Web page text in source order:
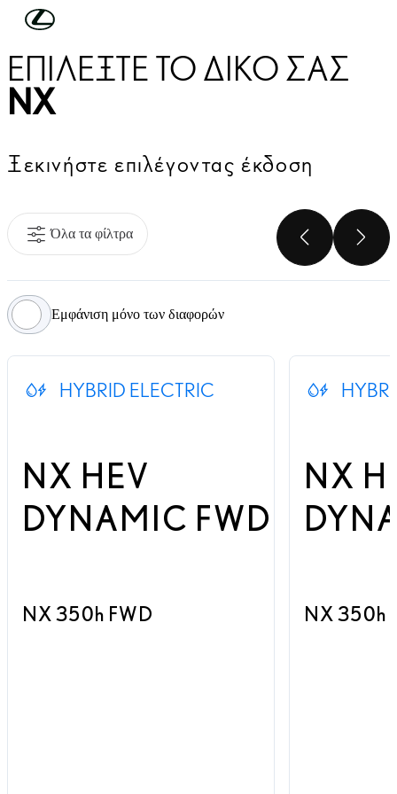
Συνέχεια στο κύριο περιεχόμενο
ΕΠΙΛΈΞΤΕ ΤΟ ΔΙΚΌ ΣΑΣ
NX
Ξεκινήστε επιλέγοντας έκδοση
Όλα τα φίλτρα
Εμφάνιση μόνο των διαφορών
HYBRID ELECTRIC
NX HEV
DYNAMIC FWD
NX 350h FWD
NX
NX 350h